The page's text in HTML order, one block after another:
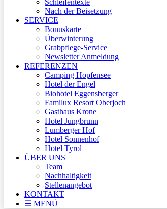
Schleifentexte
Nach der Beisetzung
SERVICE
Bonuskarte
Überwinterung
Grabpflege-Service
Newsletter Anmeldung
REFERENZEN
Camping Hopfensee
Hotel der Engel
Biohotel Eggensberger
Familux Resort Oberjoch
Gasthaus Krone
Hotel Jungbrunn
Lumberger Hof
Hotel Sonnenhof
Hotel Tyrol
ÜBER UNS
Team
Nachhaltigkeit
Stellenangebot
KONTAKT
☰ MENÜ